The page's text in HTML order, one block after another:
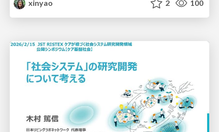
xinyao 2 100